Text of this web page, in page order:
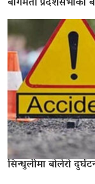
सिन्धुलीमा बोलेरो